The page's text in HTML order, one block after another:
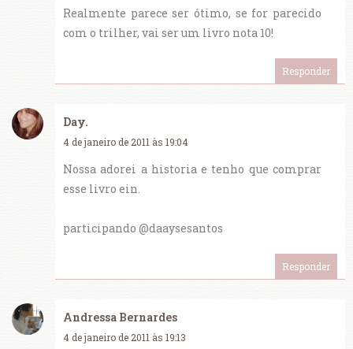
Realmente parece ser ótimo, se for parecido
com o trilher, vai ser um livro nota 10!
Responder
Day.
4 de janeiro de 2011 às 19:04
Nossa adorei a historia e tenho que comprar
esse livro ein.
participando @daaysesantos
Responder
Andressa Bernardes
4 de janeiro de 2011 às 19:13